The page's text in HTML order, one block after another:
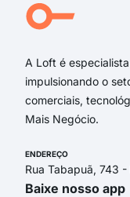
A Loft é
impulsionando o
comerciais,
Mais Negócio.
ENDEREÇO
Rua Tabapuã, 743
Baixe nosso app